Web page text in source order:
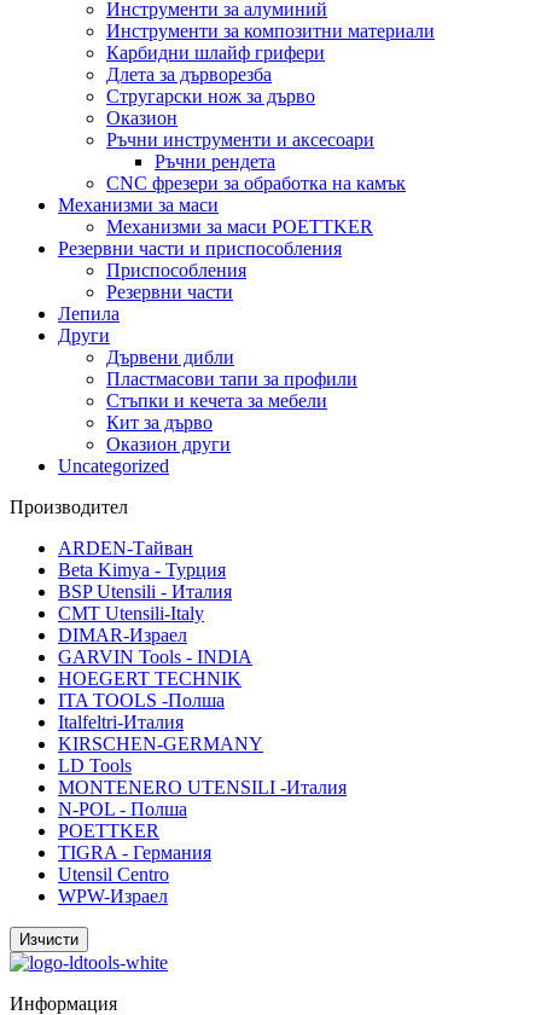
Инструменти за алуминий
Инструменти за композитни материали
Карбидни шлайф грифери
Длета за дърворезба
Стругарски нож за дърво
Оказион
Ръчни инструменти и аксесоари
Ръчни рендета
CNC фрезери за обработка на камък
Механизми за маси
Механизми за маси POETTKER
Резервни части и приспособления
Приспособления
Резервни части
Лепила
Други
Дървени дибли
Пластмасови тапи за профили
Стъпки и кечета за мебели
Кит за дърво
Оказион други
Uncategorized
Производител
ARDEN-Тайван
Beta Kimya - Турция
BSP Utensili - Италия
CMT Utensili-Italy
DIMAR-Израел
GARVIN Tools - INDIA
HOEGERT TECHNIK
ITA TOOLS -Полша
Italfeltri-Италия
KIRSCHEN-GERMANY
LD Tools
MONTENERO UTENSILI -Италия
N-POL - Полша
POETTKER
TIGRA - Германия
Utensil Centro
WPW-Израел
Информация